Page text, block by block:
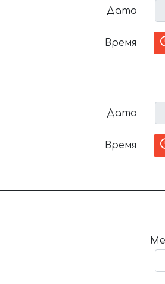
Дата
Время
Дата
Время